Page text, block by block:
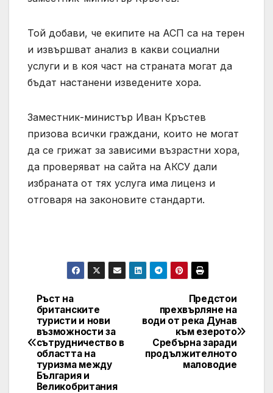
Той добави, че екипите на АСП са на терен
и извършват анализ в какви социални
услуги и в коя част на страната могат да
бъдат настанени изведените хора.
Заместник-министър Иван Кръстев
призова всички граждани, които не могат
да се грижат за зависими възрастни хора,
да проверяват на сайта на АКСУ дали
избраната от тях услуга има лиценз и
отговаря на законовите стандарти.
Post
navigation
Предстои
прехвърляне на
води от река Дунав
към езерото
Сребърна заради
продължителното
маловодие
Ръст на
британските
туристи и нови
възможности за
сътрудничество в
областта на
туризма между
България и
Великобритания